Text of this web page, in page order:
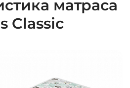
матраса
Classic